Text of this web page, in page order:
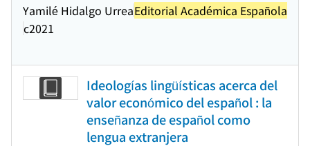
Yamilé Hidalgo UrreaEditorial Académica Española
c2021
Ideologías lingüísticas acerca del
valor económico del español : la
enseñanza de español como
lengua extranjera